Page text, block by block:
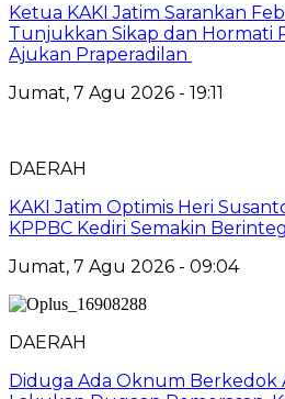
Ketua KAKI Jatim Sarankan
Tunjukkan Sikap dan Hormati
Ajukan Praperadilan
Jumat, 7 Agu 2026 - 19:11
DAERAH
KAKI Jatim Optimis Heri
KPPBC Kediri Semakin
Jumat, 7 Agu 2026 - 09:04
DAERAH
Diduga Ada Oknum Berkedok